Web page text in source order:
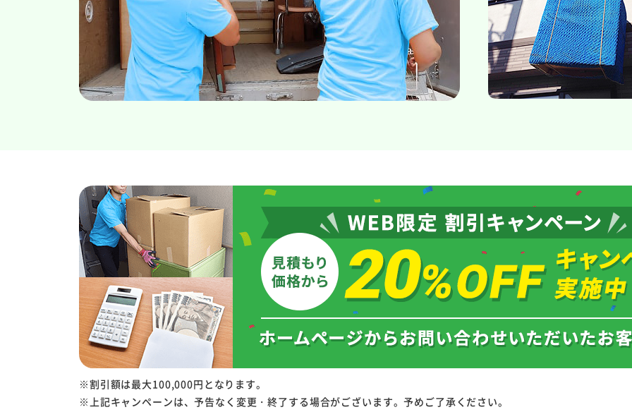
※割引額は最大100,000円となります。
※上記キャンペーンは、予告なく変更・終了する場合がございます。予めご了承ください。